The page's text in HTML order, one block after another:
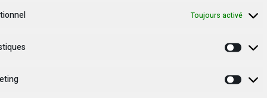
Toujours activé
congolais bloqués à cause d’un litige de la SNEL
réunion tripartite en Angola, destinée à apaiser les
l’Ouganda, a également contribué à aggraver la